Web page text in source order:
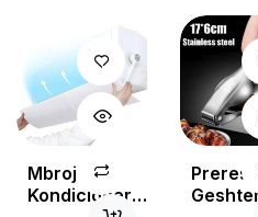
Mbrojtese
Kondicioneri